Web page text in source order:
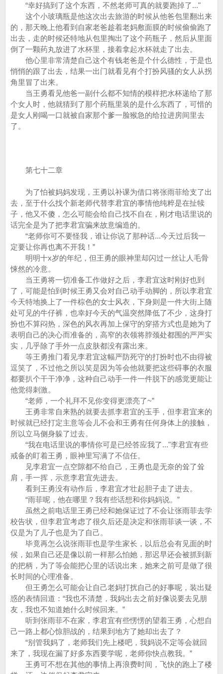
“幸好搞到了这个东西，不然老师可真的就要跑掉了..."
这个小玻璃瓶是他这次出去旅游的时候从他爸包里翻出来
的，那天晚上他看到自家老爸趁着老妈敷面膜的时候偷偷跑了
出去，走的时候还特地从包里掏出了这个药瓶子，然后从里面
倒了一颗药丸放进了水杯里，接着拿起水杯就走了出去。
他心里非常清楚自己这个有钱老爸是个什么德性，于是也
悄悄的跟了出去，结果一出门就看见有个打扮风骚的女人从拐
角里冒了出来。
当王勇看见他爸一副什么都不知情的模样把水杯递给了那
个女人时，他就猜到了那个药瓶里装的是什么东西了，可惜的
是女人刚喝一口就被自家那个爹一脸猴急的给拉进房间里去
了。
第七十二章
为了怕被妈妈发现，王勇以补课为借口将张雨菲给支了出
去，至于什么找个新老师代替李君宜的事情他纯粹是在扯犊
子，他又不傻，怎么可能会给自己找不自在，刚才电话里说的
话完全是为了把李君宜骗来故意编造的。
“老师你可不要怪我，谁让你说了那种话...今天过后我一
定要让你再也离不开我！”
明明十x岁的年纪，但王勇的眼神里却闪过一丝让人毛骨
悚然的冷意。
当王勇将一切准备工作做好之后，李君宜这时刚好也到
了，可能是怕到时候王勇又会对自己动手动脚的，所以李君宜
今天特地换上了一件棕色的女士风衣，下身则是一件大街上随
处可见的牛仔裤，也幸好今天的气温突然降低了不少，这身打
扮也不算闷热，深色的风衣再加上保守的穿搭方式也是她为了
表明自己的决心而准备的，高窄的衣领将脖颈处都围的严严实
实，几乎除了手外一点皮肤都没有露出来。
等王勇推门看见李君宜这幅严防死守的打扮时也不由得被
逗笑了，不过他之所以笑是因为等会他就要把这些碍事的衣服
都要扒个干干净净，这种自己动手一件一件脱下的感觉更能让
他觉得刺激。
“老师，一个礼拜不见你变得更漂亮了~”
王勇非常自来熟的就要去抓李君宜的玉手，但李君宜来的
时候就已经打定主意等会儿不会和王勇有任何身体上的接触，
所以立马侧身躲了过去。
“我在电话里说的事情你可是已经答应我了..."李君宜有些
戒备的盯着王勇，眼神里写满了不信任。
见李君宜一点空隙都不给自己，王勇也是无奈的耸了耸
肩，手一挥，示意李君宜先进去。
看到王勇没有动作后，李君宜才壮起胆子走了进去。
“雨菲呢，他在哪里？我有些话想和你妈妈说。”
虽然之前电话里王勇已经和她保证过了不会让张雨菲去学
校告状，但李君宜考虑了很久后还是决定和张雨菲谈一谈，不
仅是为了儿子也是为了自己。
毕竟再怎么说张雨菲也是学生家长，以后总会有见面的时
候，如果自己还是像以前一样那么怕她，那迟早还会被抓到新
的把柄，为了等会能把心里的话说出来，她来之前可是做了很
长时间的心理准备。
但王勇怎么可能会让自己老妈打扰自己的好事呢，装出疑
惑的表情回道：“我也不清楚，我妈出去之前好像说要去见朋
友，我也不知道她什么时候回来。”
听到张雨菲不在家，李君宜有些愣愣的望着王勇，心想自
己一路上都心惊胆战的，结果到地方了她却出去了？
“别管我妈了，老师我们先上楼吧，我妈说不定等会就回
来了，我现在漏了好多东西要学呢，老师你快点教我。”
王勇可不想在其他的事情上再浪费时间，飞快的跑上了楼